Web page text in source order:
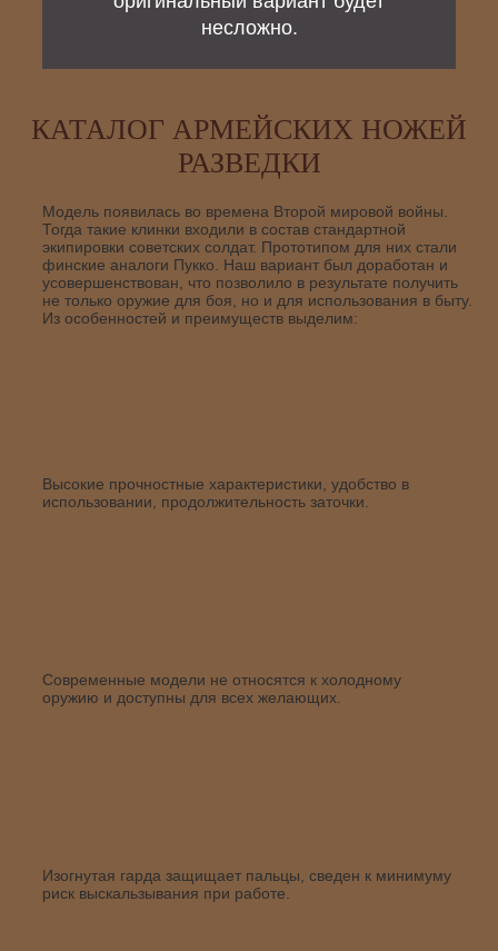
несложно.
КАТАЛОГ АРМЕЙСКИХ НОЖЕЙ
РАЗВЕДКИ
Модель появилась во времена Второй мировой войны.
Тогда такие клинки входили в состав стандартной
экипировки советских солдат. Прототипом для них стали
финские аналоги Пукко. Наш вариант был доработан и
усовершенствован, что позволило в результате получить
не только оружие для боя, но и для использования в быту.
Из особенностей и преимуществ выделим:
Высокие прочностные характеристики, удобство в
использовании, продолжительность заточки.
Современные модели не относятся к холодному
оружию и доступны для всех желающих.
Изогнутая гарда защищает пальцы, сведен к минимуму
риск выскальзывания при работе.